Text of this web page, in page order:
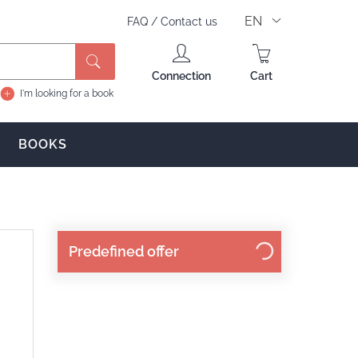
FAQ / Contact us EN
I'm looking for a book
Connection Cart
BOOKS
Predefined offer